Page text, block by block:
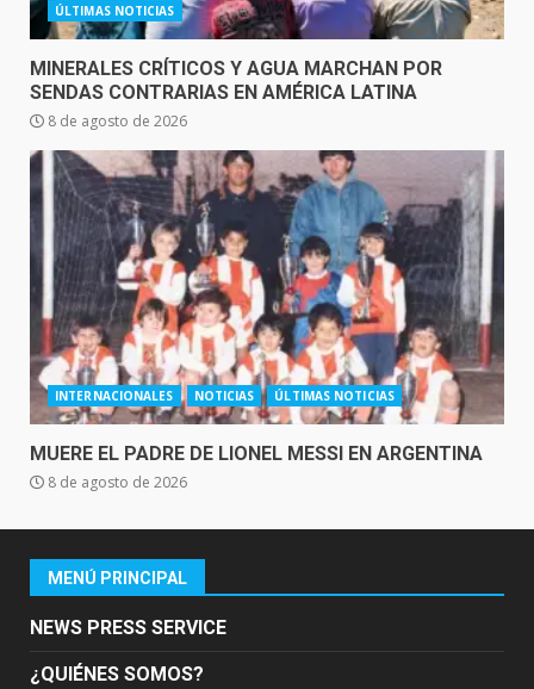
ÚLTIMAS NOTICIAS
MINERALES CRÍTICOS Y AGUA MARCHAN POR
SENDAS CONTRARIAS EN AMÉRICA LATINA
8 de agosto de 2026
INTERNACIONALES NOTICIAS ÚLTIMAS NOTICIAS
MUERE EL PADRE DE LIONEL MESSI EN ARGENTINA
8 de agosto de 2026
MENÚ PRINCIPAL
NEWS PRESS SERVICE
¿QUIÉNES SOMOS?